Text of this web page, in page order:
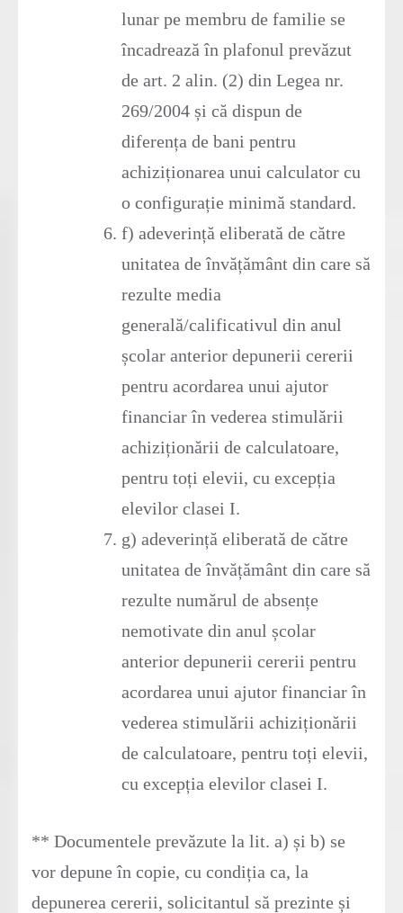
lunar pe membru de familie se
încadrează în plafonul prevăzut
de art. 2 alin. (2) din Legea nr.
269/2004 și că dispun de
diferența de bani pentru
achiziționarea unui calculator cu
o configurație minimă standard.
f) adeverință eliberată de către
unitatea de învățământ din care să
rezulte media
generală/calificativul din anul
școlar anterior depunerii cererii
pentru acordarea unui ajutor
financiar în vederea stimulării
achiziționării de calculatoare,
pentru toți elevii, cu excepția
elevilor clasei I.
g) adeverință eliberată de către
unitatea de învățământ din care să
rezulte numărul de absențe
nemotivate din anul școlar
anterior depunerii cererii pentru
acordarea unui ajutor financiar în
vederea stimulării achiziționării
de calculatoare, pentru toți elevii,
cu excepția elevilor clasei I.
** Documentele prevăzute la lit. a) și b) se
vor depune în copie, cu condiția ca, la
depunerea cererii, solicitantul să prezinte și